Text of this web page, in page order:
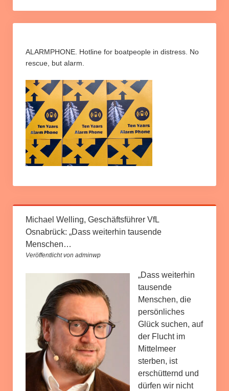
Info Relocation
Petition “Relocation jetzt umsetzen”
Downloads
Slider
ALARMPHONE. Hotline for boatpeople in distress. No
rescue, but alarm.
Michael Welling, Geschäftsführer VfL
Osnabrück: „Dass weiterhin tausende
Menschen…
Veröffentlicht von adminwp
„Dass weiterhin
tausende
Menschen, die
persönliches
Glück suchen, auf
der Flucht im
Mittelmeer
sterben, ist
erschütternd und
dürfen wir nicht